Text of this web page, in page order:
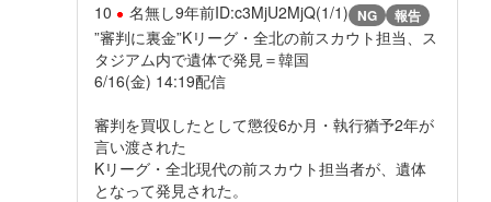
10 名無し9年前ID:c3MjU2MjQ(1/1) NG 報告
”審判に裏金”Kリーグ・全北の前スカウト担当、ス
タジアム内で遺体で発見＝韓国
6/16(金) 14:19配信
審判を買収したとして懲役6か月・執行猶予2年が
言い渡された
Kリーグ・全北現代の前スカウト担当者が、遺体
となって発見された。